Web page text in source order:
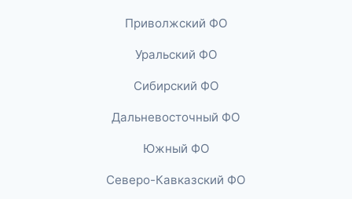
Приволжский ФО
Уральский ФО
Сибирский ФО
Дальневосточный ФО
Южный ФО
Северо-Кавказский ФО